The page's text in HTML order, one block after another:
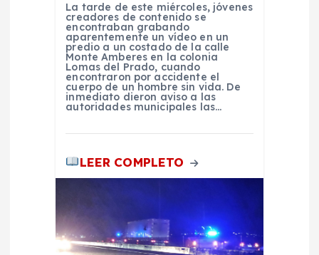
La tarde de este miércoles, jóvenes
creadores de contenido se
encontraban grabando
aparentemente un vídeo en un
predio a un costado de la calle
Monte Amberes en la colonia
Lomas del Prado, cuando
encontraron por accidente el
cuerpo de un hombre sin vida. De
inmediato dieron aviso a las
autoridades municipales las…
LEER COMPLETO